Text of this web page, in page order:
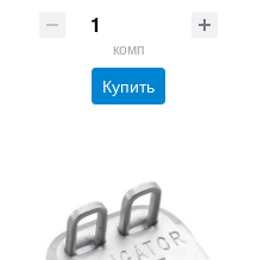
комп
Купить